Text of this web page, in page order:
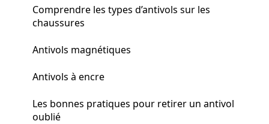
Comprendre les types d’antivols sur les
chaussures
Antivols magnétiques
Antivols à encre
Les bonnes pratiques pour retirer un antivol
oublié